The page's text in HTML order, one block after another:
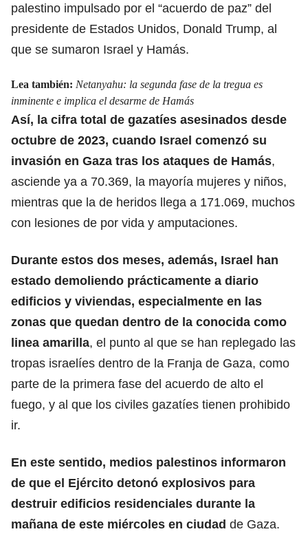
palestino impulsado por el “acuerdo de paz” del
presidente de Estados Unidos, Donald Trump, al
que se sumaron Israel y Hamás.
Lea también: Netanyahu: la segunda fase de la tregua es
inminente e implica el desarme de Hamás
Así, la cifra total de gazatíes asesinados desde
octubre de 2023, cuando Israel comenzó su
invasión en Gaza tras los ataques de Hamás,
asciende ya a 70.369, la mayoría mujeres y niños,
mientras que la de heridos llega a 171.069, muchos
con lesiones de por vida y amputaciones.
Durante estos dos meses, además, Israel han
estado demoliendo prácticamente a diario
edificios y viviendas, especialmente en las
zonas que quedan dentro de la conocida como
linea amarilla, el punto al que se han replegado las
tropas israelíes dentro de la Franja de Gaza, como
parte de la primera fase del acuerdo de alto el
fuego, y al que los civiles gazatíes tienen prohibido
ir.
En este sentido, medios palestinos informaron
de que el Ejército detonó explosivos para
destruir edificios residenciales durante la
mañana de este miércoles en ciudad de Gaza.